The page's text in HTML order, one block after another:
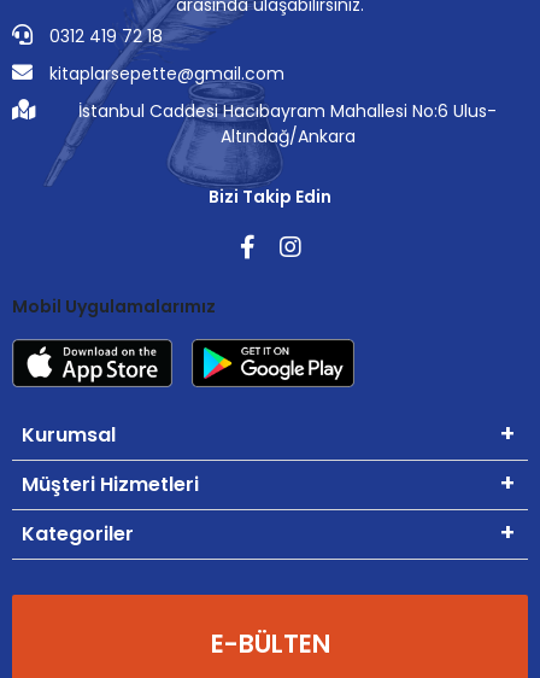
0312 419 72 18
kitaplarsepette@gmail.com
İstanbul Caddesi Hacıbayram Mahallesi No:6 Ulus-
Altındağ/Ankara
Bizi Takip Edin
Mobil Uygulamalarımız
Kurumsal
Müşteri Hizmetleri
Kategoriler
E-BÜLTEN